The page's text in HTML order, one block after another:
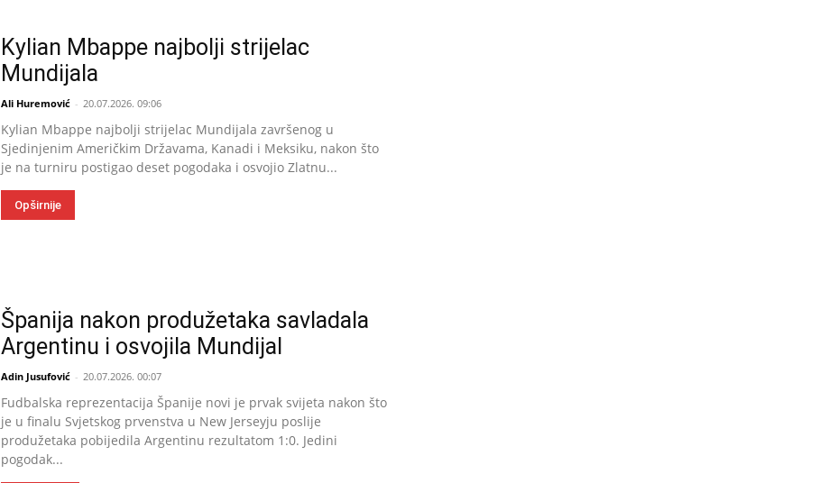
Kylian Mbappe najbolji strijelac
Mundijala
Ali Huremović - 20.07.2026. 09:06
Kylian Mbappe najbolji strijelac Mundijala završenog u
Sjedinjenim Američkim Državama, Kanadi i Meksiku, nakon što
je na turniru postigao deset pogodaka i osvojio Zlatnu...
Opširnije
Španija nakon produžetaka savladala
Argentinu i osvojila Mundijal
Adin Jusufović - 20.07.2026. 00:07
Fudbalska reprezentacija Španije novi je prvak svijeta nakon što
je u finalu Svjetskog prvenstva u New Jerseyju poslije
produžetaka pobijedila Argentinu rezultatom 1:0. Jedini
pogodak...